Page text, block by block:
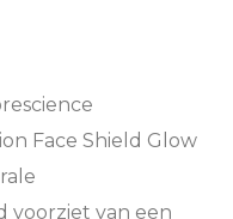
Face Shield Glow
voorziet van een